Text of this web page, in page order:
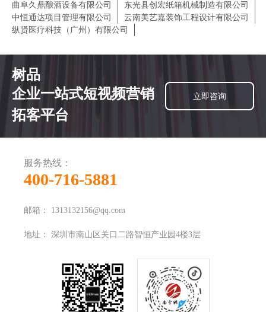
曲阜久鼎酿酒设备有限公司
东光县创宏纸箱机械制造有限公司
中恒通达项目管理有限公司
云南美艺嘉装饰工程设计有限公司
纵贤医疗科技（广州）有限公司
树品
企业一站式短视频营销
拓客平台
立即咨询
服务热线：
400-716-5881
邮箱： 1313132156@qq.com
地址： 深圳市南山区关口二路智恒产业园4楼3层